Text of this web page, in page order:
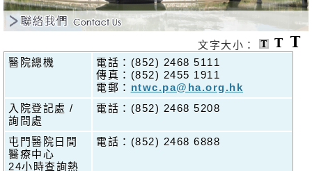
無障礙聲明
文字大小：
醫院總機
電話：(852) 2468 5111
傳真：(852) 2455 1911
電郵： ntwc.pa@ha.org.hk
入院登記處 /
詢問處
電話：(852) 2468 5208
屯門醫院日間
醫療中心
24小時查詢熱
電話：(852) 2468 6888